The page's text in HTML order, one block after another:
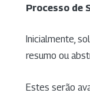
Processo de
Inicialmente,
resumo ou
Estes serão